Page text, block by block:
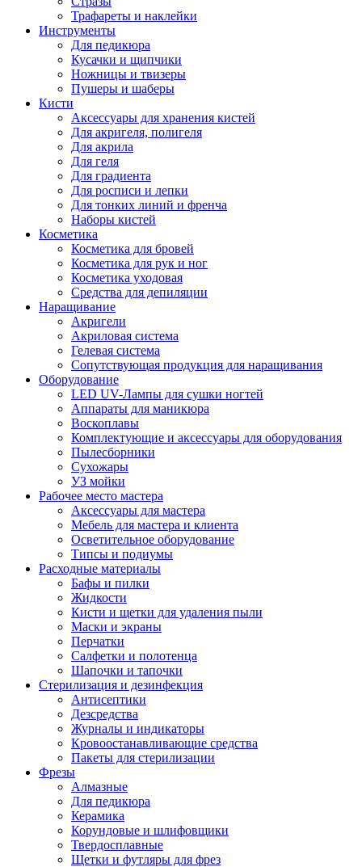
Трафареты и наклейки
Инструменты
Для педикюра
Кусачки и щипчики
Ножницы и твизеры
Пушеры и шаберы
Кисти
Аксессуары для хранения кистей
Для акригеля, полигеля
Для акрила
Для геля
Для градиента
Для росписи и лепки
Для тонких линий и френча
Наборы кистей
Косметика
Косметика для бровей
Косметика для рук и ног
Косметика уходовая
Средства для депиляции
Наращивание
Акригели
Акриловая система
Гелевая система
Сопутствующая продукция для наращивания
Оборудование
LED UV-Лампы для сушки ногтей
Аппараты для маникюра
Воскоплавы
Комплектующие и аксессуары для оборудования
Пылесборники
Сухожары
УЗ мойки
Рабочее место мастера
Аксессуары для мастера
Мебель для мастера и клиента
Осветительное оборудование
Типсы и подиумы
Расходные материалы
Бафы и пилки
Жидкости
Кисти и щетки для удаления пыли
Маски и экраны
Перчатки
Салфетки и полотенца
Шапочки и тапочки
Стерилизация и дезинфекция
Антисептики
Дезсредства
Журналы и индикаторы
Кровоостанавливающие средства
Пакеты для стерилизации
Фрезы
Алмазные
Для педикюра
Керамика
Корундовые и шлифовщики
Твердосплавные
Щетки и футляры для фрез